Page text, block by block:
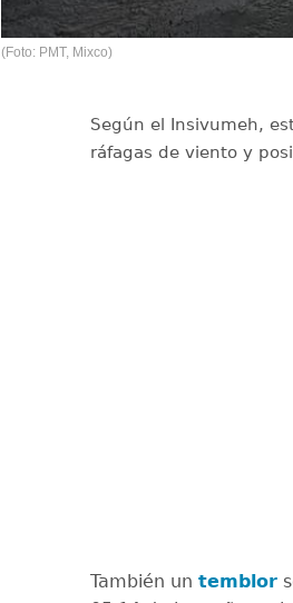
(Foto: PMT, Mixco)
Según el Insivumeh,
ráfagas de viento y
También un temblor